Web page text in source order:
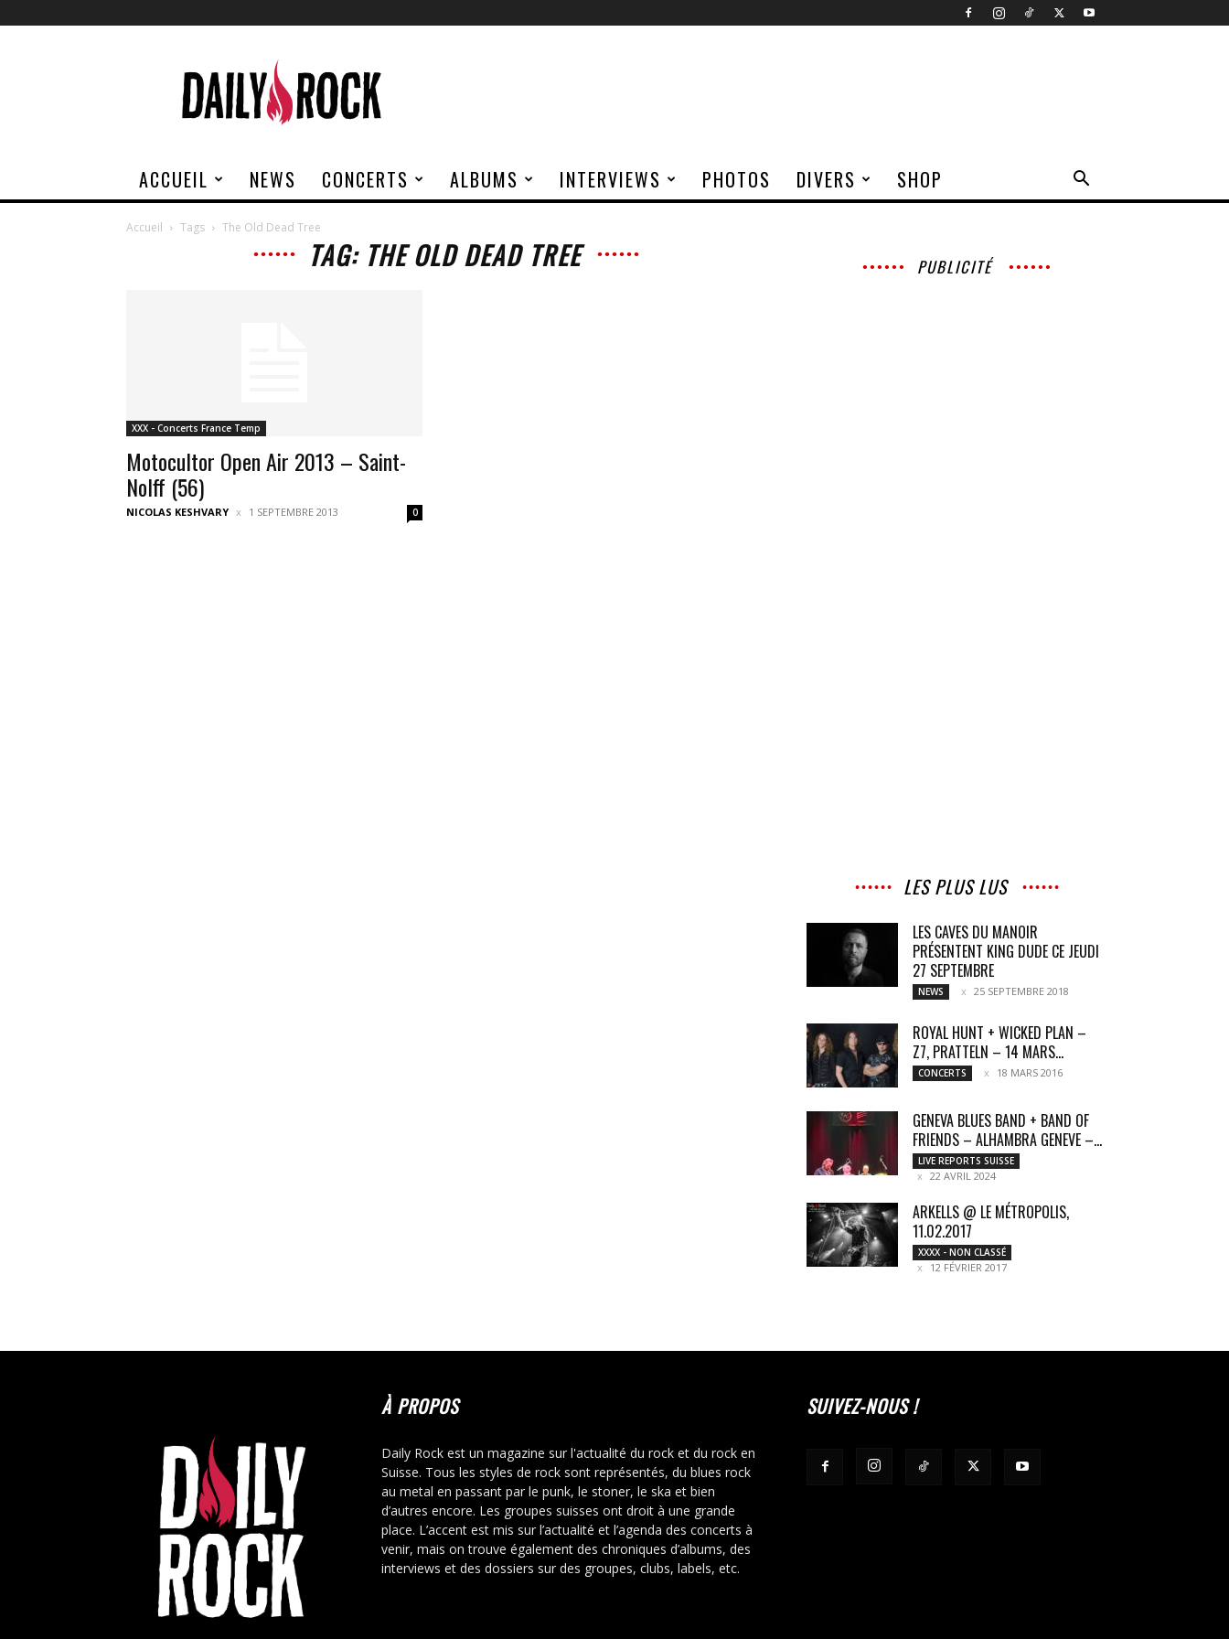
Rock
ACCUEIL NEWS CONCERTS ALBUMS INTERVIEWS PHOTOS DIVERS SHOP
Accueil Tags The Old Dead Tree
TAG: THE OLD DEAD TREE
XXX - Concerts France Temp
Motocultor Open Air 2013 – Saint-
Nolff (56)
NICOLAS KESHVARY 1 SEPTEMBRE 2013 0
PUBLICITÉ
LES PLUS LUS
LES CAVES DU MANOIR
PRÉSENTENT KING DUDE CE JEUDI
27 SEPTEMBRE
NEWS 25 SEPTEMBRE 2018
ROYAL HUNT + WICKED PLAN –
Z7, PRATTELN – 14 MARS...
CONCERTS 18 MARS 2016
GENEVA BLUES BAND + BAND OF
FRIENDS – ALHAMBRA GENEVE –...
LIVE REPORTS SUISSE
22 AVRIL 2024
ARKELLS @ LE MÉTROPOLIS,
11.02.2017
XXXX - NON CLASSÉ
12 FÉVRIER 2017
À PROPOS
Daily Rock est un magazine sur l'actualité du rock et du rock en
Suisse. Tous les styles de rock sont représentés, du blues rock
au metal en passant par le punk, le stoner, le ska et bien
d’autres encore. Les groupes suisses ont droit à une grande
place. L’accent est mis sur l’actualité et l’agenda des concerts à
venir, mais on trouve également des chroniques d’albums, des
interviews et des dossiers sur des groupes, clubs, labels, etc.
SUIVEZ-NOUS !